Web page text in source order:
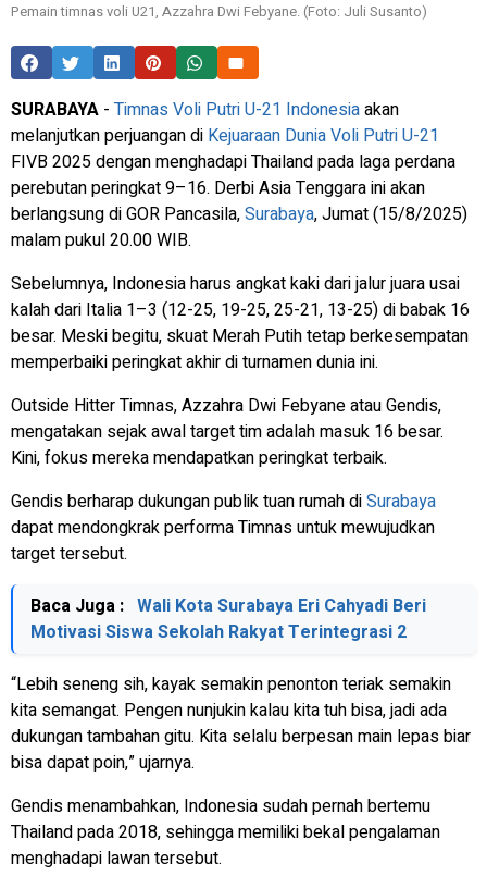
Pemain timnas voli U21, Azzahra Dwi Febyane. (Foto: Juli Susanto)
SURABAYA - Timnas Voli Putri U-21 Indonesiaakan
melanjutkan perjuangan di Kejuaraan Dunia Voli Putri U-21
FIVB 2025 dengan menghadapi Thailand pada laga perdana
perebutan peringkat 9–16. Derbi Asia Tenggara ini akan
berlangsung di GOR Pancasila,Surabaya, Jumat (15/8/2025)
malam pukul 20.00 WIB.
Sebelumnya, Indonesia harus angkat kaki dari jalur juara usai
kalah dari Italia 1–3 (12-25, 19-25, 25-21, 13-25) di babak 16
besar. Meski begitu, skuat Merah Putih tetap berkesempatan
memperbaiki peringkat akhir di turnamen dunia ini.
Outside Hitter Timnas, Azzahra Dwi Febyane atau Gendis,
mengatakan sejak awal target tim adalah masuk 16 besar.
Kini, fokus mereka mendapatkan peringkat terbaik.
Gendis berharap dukungan publik tuan rumah diSurabaya
dapat mendongkrak performa Timnas untuk mewujudkan
target tersebut.
Baca Juga : Wali Kota Surabaya Eri Cahyadi Beri
Motivasi Siswa Sekolah Rakyat Terintegrasi 2
“Lebih seneng sih, kayak semakin penonton teriak semakin
kita semangat. Pengen nunjukin kalau kita tuh bisa, jadi ada
dukungan tambahan gitu. Kita selalu berpesan main lepas biar
bisa dapat poin,” ujarnya.
Gendis menambahkan, Indonesia sudah pernah bertemu
Thailand pada 2018, sehingga memiliki bekal pengalaman
menghadapi lawan tersebut.